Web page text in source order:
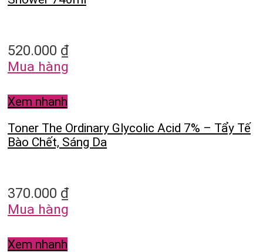
520.000 ₫
Mua hàng
Xem nhanh
Toner The Ordinary Glycolic Acid 7% – Tẩy Tế
Bào Chết, Sáng Da
370.000 ₫
Mua hàng
Xem nhanh